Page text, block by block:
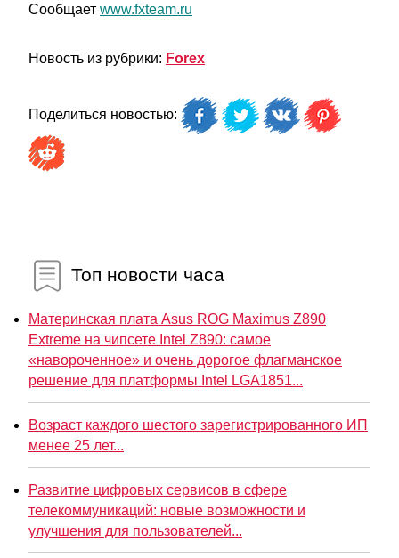
Сообщает www.fxteam.ru
Новость из рубрики: Forex
Поделиться новостью:
Топ новости часа
Материнская плата Asus ROG Maximus Z890
Extreme на чипсете Intel Z890: самое
«навороченное» и очень дорогое флагманское
решение для платформы Intel LGA1851...
Возраст каждого шестого зарегистрированного ИП
менее 25 лет...
Развитие цифровых сервисов в сфере
телекоммуникаций: новые возможности и
улучшения для пользователей...